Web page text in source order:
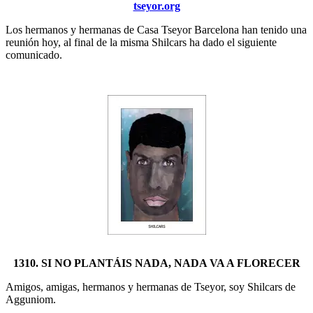
tseyor.org
Los hermanos y hermanas de Casa Tseyor Barcelona han tenido una
reunión hoy, al final de la misma Shilcars ha dado el siguiente
comunicado.
1310. SI NO PLANTÁIS NADA, NADA VA A FLORECER
Amigos, amigas, hermanos y hermanas de Tseyor, soy Shilcars de
Agguniom.